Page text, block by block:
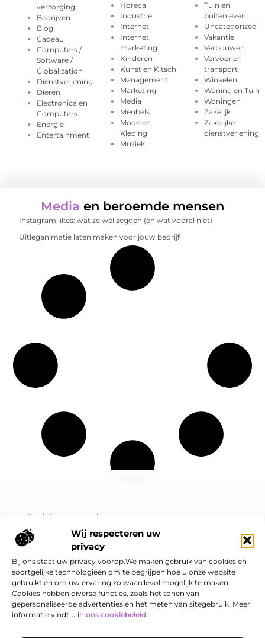
Wij respecteren uw
privacy
Bij ons staat uw privacy voorop.We maken gebruik van cookies en
soortgelijke technologieën om te begrijpen hoe u onze website
gebruikt én om uw ervaring zo waardevol mogelijk te maken.
Cookies hebben diverse functies, zoals het tonen van
gepersonaliseerde advertenties en het meten van sitegebruik. Meer
informatie vindt u in ons cookiebeleid.
verzorging
Bedrijven
Blog
Cadeau
Computers /
Software /
Globalization
Dienstverlening
Dieren
Electronica en
Computers
Energie
Entertainment
Horeca
Industrie
Internet
Internet
marketing
Kinderen
Kunst en Kitsch
Management
Marketing
Media
Meubels
Mode en
Kleding
Muziek
Tuin en
buitenleven
Uncategorized
Vakantie
Verbouwen
Vervoer en
transport
Winkelen
Woning en Tuin
Woningen
Zakelijk
Zakelijke
dienstverlening
Media en beroemde mensen
Instagram likes: wat ze wél zeggen (en wat vooral niet)
Uitleganimatie laten maken voor jouw bedrijf
Onze informatie
Bericht categorie